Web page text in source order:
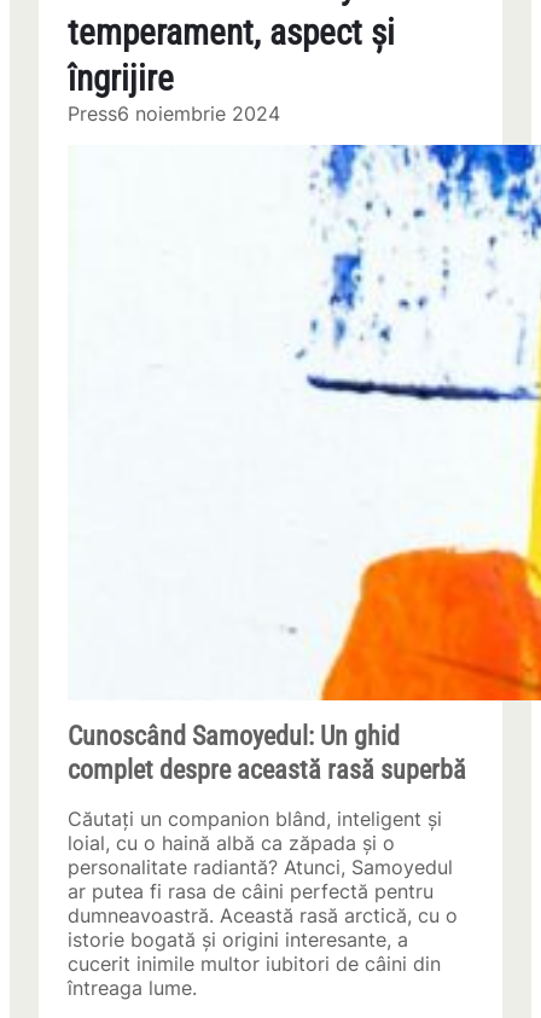
temperament, aspect și
îngrijire
Press6 noiembrie 2024
Cunoscând Samoyedul: Un ghid
complet despre această rasă superbă
Căutați un companion blând, inteligent și
loial, cu o haină albă ca zăpada și o
personalitate radiantă? Atunci, Samoyedul
ar putea fi rasa de câini perfectă pentru
dumneavoastră. Această rasă arctică, cu o
istorie bogată și origini interesante, a
cucerit inimile multor iubitori de câini din
întreaga lume.